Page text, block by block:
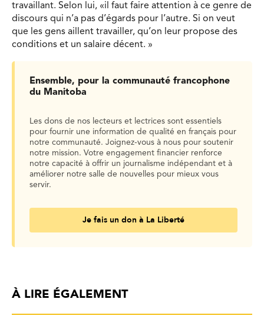
travaillant. Selon lui, «il faut faire attention à ce genre de
discours qui n’a pas d’égards pour l’autre. Si on veut
que les gens aillent travailler, qu’on leur propose des
conditions et un salaire décent. »
Ensemble, pour la communauté francophone
du Manitoba
Les dons de nos lecteurs et lectrices sont essentiels
pour fournir une information de qualité en français pour
notre communauté. Joignez-vous à nous pour soutenir
notre mission. Votre engagement financier renforce
notre capacité à offrir un journalisme indépendant et à
améliorer notre salle de nouvelles pour mieux vous
servir.
Je fais un don à La Liberté
À LIRE ÉGALEMENT